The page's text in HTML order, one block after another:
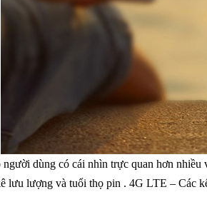
người dùng có cái nhìn trực quan hơn
lưu lượng và tuổi thọ pin . 4G LTE – Các